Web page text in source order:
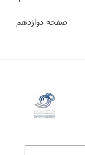
صفحه دوازدهم